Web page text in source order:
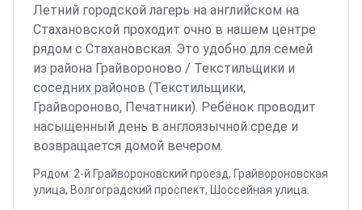
Летний городской лагерь на английском на
Стахановской проходит очно в нашем центре
рядом с Стахановская. Это удобно для семей
из района Грайвороново / Текстильщики и
соседних районов (Текстильщики,
Грайвороново, Печатники). Ребёнок проводит
насыщенный день в англоязычной среде и
возвращается домой вечером.
Рядом: 2-й Грайвороновский проезд, Грайвороновская
улица, Волгоградский проспект, Шоссейная улица